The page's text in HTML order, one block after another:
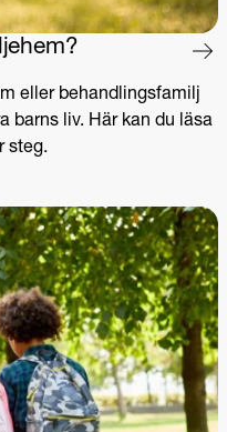
eller behandlingsfamilj
barns liv. Här kan du läsa
steg.